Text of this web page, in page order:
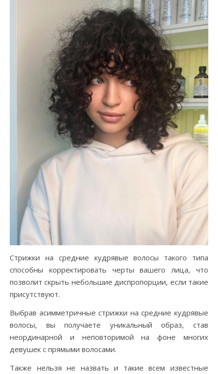
Стрижки на средние кудрявые волосы такого типа
способны корректировать черты вашего лица, что
позволит скрыть небольшие диспропорции, если такие
присутствуют.
Выбрав асимметричные стрижки на средние кудрявые
волосы, вы получаете уникальный образ, став
неординарной и неповторимой на фоне многих
девушек с прямыми волосами.
Также нельзя не назвать и такие всем известные